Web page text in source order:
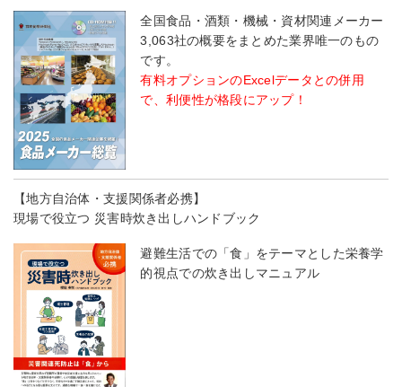
全国食品・酒類・機械・資材関連メーカー
3,063社の概要をまとめた業界唯一のもの
です。
有料オプションのExcelデータとの併用
で、利便性が格段にアップ！
【地方自治体・支援関係者必携】
現場で役立つ 災害時炊き出しハンドブック
避難生活での「食」をテーマとした栄養学
的視点での炊き出しマニュアル